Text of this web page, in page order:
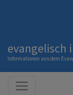
evangelisch
Informationen aus dem